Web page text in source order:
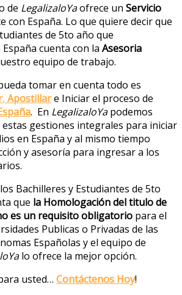
de LegalizaloYaofrece un Servicio
con España. Lo que quiere decir que
de 5to año que
cuenta con la Asesoria
equipo de trabajo.
tomar en cuenta todo es
, Apostillare Iniciar el proceso de
. En LegalizaloYapodemos
gestiones integrales para iniciar
en España y al mismo tiempo
y asesoría para ingresar a los
Bachilleres y Estudiantes de 5to
que la Homologación del titulo de
es un requisito obligatorio para el
Publicas o Privadas de las
Españolas y el equipo de
lo ofrece la mejor opción.
usted… Contáctenos Hoy!